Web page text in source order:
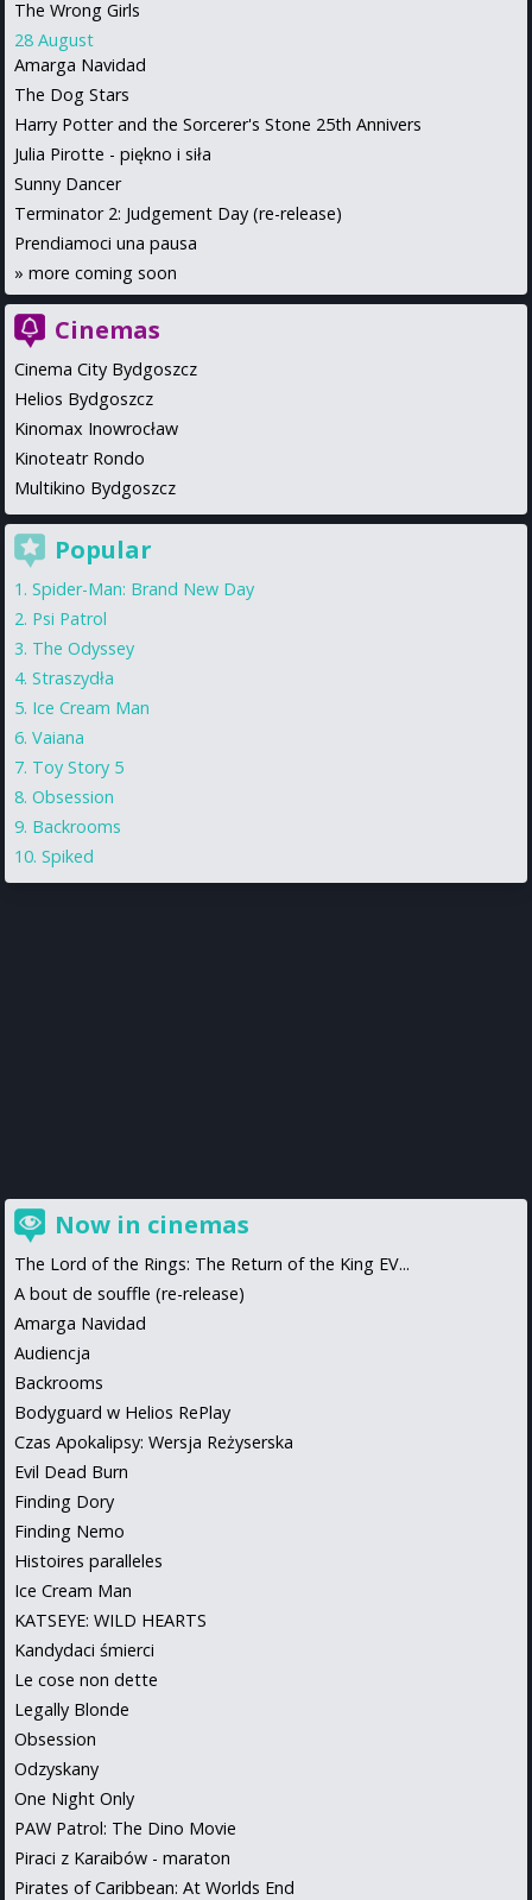
The Wrong Girls
28 August
Amarga Navidad
The Dog Stars
Harry Potter and the Sorcerer's Stone 25th Annivers
Julia Pirotte - piękno i siła
Sunny Dancer
Terminator 2: Judgement Day (re-release)
Prendiamoci una pausa
» more coming soon
Cinemas
Cinema City Bydgoszcz
Helios Bydgoszcz
Kinomax Inowrocław
Kinoteatr Rondo
Multikino Bydgoszcz
Popular
Spider-Man: Brand New Day
Psi Patrol
The Odyssey
Straszydła
Ice Cream Man
Vaiana
Toy Story 5
Obsession
Backrooms
Spiked
Now in cinemas
The Lord of the Rings: The Return of the King EV...
A bout de souffle (re-release)
Amarga Navidad
Audiencja
Backrooms
Bodyguard w Helios RePlay
Czas Apokalipsy: Wersja Reżyserska
Evil Dead Burn
Finding Dory
Finding Nemo
Histoires paralleles
Ice Cream Man
KATSEYE: WILD HEARTS
Kandydaci śmierci
Le cose non dette
Legally Blonde
Obsession
Odzyskany
One Night Only
PAW Patrol: The Dino Movie
Piraci z Karaibów - maraton
Pirates of Caribbean: At Worlds End